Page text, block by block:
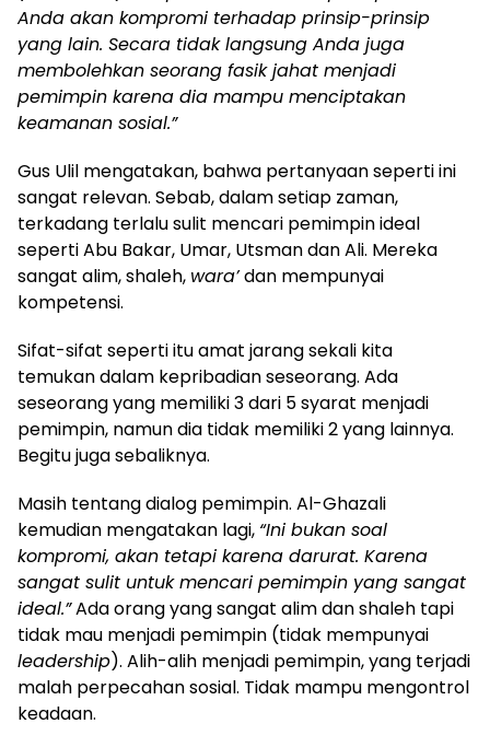
Anda akan kompromi terhadap prinsip-prinsip
yang lain. Secara tidak langsung Anda juga
membolehkan seorang fasik jahat menjadi
pemimpin karena dia mampu menciptakan
keamanan sosial.”
Gus Ulil mengatakan, bahwa pertanyaan seperti ini
sangat relevan. Sebab, dalam setiap zaman,
terkadang terlalu sulit mencari pemimpin ideal
seperti Abu Bakar, Umar, Utsman dan Ali. Mereka
sangat alim, shaleh, wara’dan mempunyai
kompetensi.
Sifat-sifat seperti itu amat jarang sekali kita
temukan dalam kepribadian seseorang. Ada
seseorang yang memiliki 3 dari 5 syarat menjadi
pemimpin, namun dia tidak memiliki 2 yang lainnya.
Begitu juga sebaliknya.
Masih tentang dialog pemimpin. Al-Ghazali
kemudian mengatakan lagi, “Ini bukan soal
kompromi, akan tetapi karena darurat. Karena
sangat sulit untuk mencari pemimpin yang sangat
ideal.”Ada orang yang sangat alim dan shaleh tapi
tidak mau menjadi pemimpin (tidak mempunyai
leadership). Alih-alih menjadi pemimpin, yang terjadi
malah perpecahan sosial. Tidak mampu mengontrol
keadaan.